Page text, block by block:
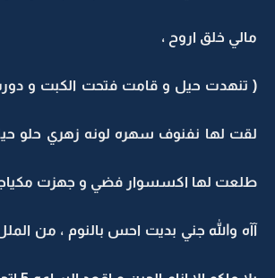
مالي خلق اروح ،
( تنهدت حيل و قامت فتحت الكبت و
لقت لها نفنوف سهره لونه زهري حلو
طلعت لها اكسسوار فضي و جهزت
آآه والله جني بديت احس بالنوم ، من